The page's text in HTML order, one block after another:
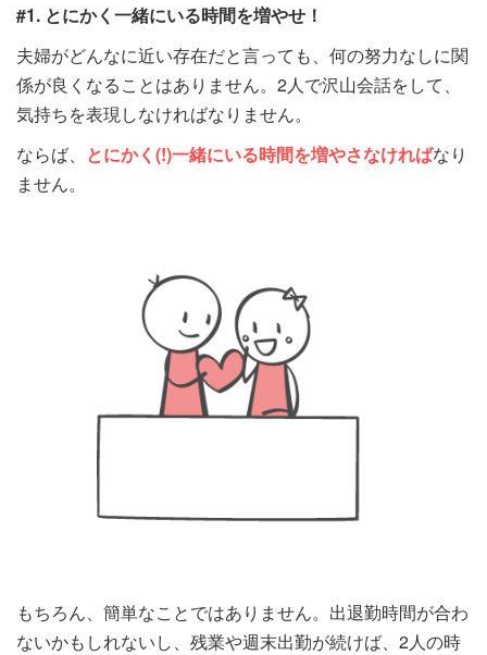
#1. とにかく一緒にいる時間を増やせ！
夫婦がどんなに近い存在だと言っても、何の努力なしに関
係が良くなることはありません。2人で沢山会話をして、
気持ちを表現しなければなりません。
ならば、 とにかく(!)一緒にいる時間を増やさなければなり
ません。
もちろん、簡単なことではありません。出退勤時間が合わ
ないかもしれないし、残業や週末出勤が続けば、2人の時